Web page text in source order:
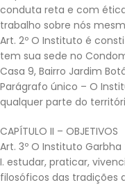
conduta reta e com
trabalho sobre nós
Art. 2º O Instituto é
tem sua sede no
Casa 9, Bairro Jardim
Parágrafo único – O
qualquer parte do
CAPÍTULO II – OBJETIVOS
Art. 3º O Instituto
I. estudar, praticar,
filosóficos das tradições